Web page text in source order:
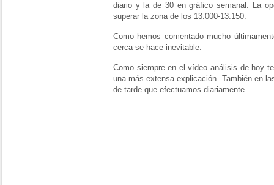
diario y la de 30 en gráfico semanal. La
superar la zona de los 13.000-13.150.
Como hemos comentado mucho
cerca se hace inevitable.
Como siempre en el vídeo análisis de hoy
una más extensa explicación. También en
de tarde que efectuamos diariamente.